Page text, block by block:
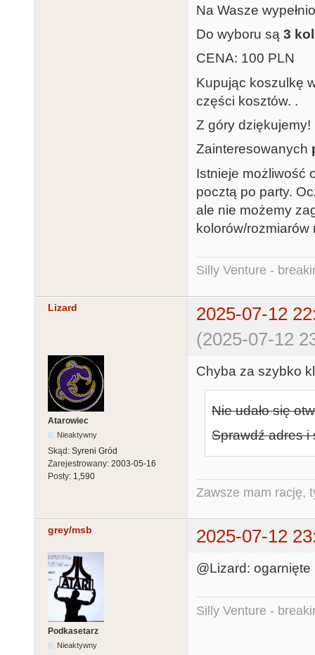
Na Wasze
Do wyboru są 3
CENA: 100 PLN
Kupując koszulkę
części kosztów. .
Z góry dziękujemy!
Zainteresowanych
Istnieje możliwość
pocztą po party.
ale nie możemy
kolorów/rozmiarów
Silly Venture -
Lizard
2025-07-12
(2025-07-12
Atarowiec
Nieaktywny
Skąd: Syreni Gród
Zarejestrowany: 2003-05-16
Posty: 1,590
Chyba za szybko
Nie udało się
Sprawdź adres i
Zawsze mam rację,
grey/msb 2025-07-12
Podkasetarz
Nieaktywny
@Lizard: ogarnięte
Silly Venture -